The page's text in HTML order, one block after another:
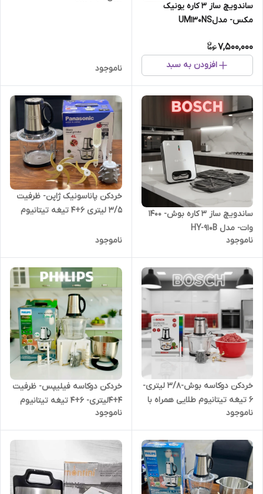
ساندویچ ساز 3 کاره یونیک
مکس- مدلUM130NS
7,500,000
افزودن به سبد ناموجود
ساندویچ ساز 3 کاره بوش- 1400
وات- مدل HY-910B
ناموجود
خردکن پاناسونیک ژاپن- ظرفیت
۳/۵ لیتری 6+4 تیغه تیتانیوم
همزن- 3 کاره- قدرت 3000W وات
ناموجود
خردکن دوکاسه بوش-3/8 لیتری-
6 تیغه تیتانیوم طلایی همراه با
سیر پوست کن و همزن - قدرت
4500W وات مدل KH-688
ناموجود
خردکن دوکاسه فیلیپس- ظرفیت
4+4لیتری- 6+4 تیغه تیتانیوم
طلایی همراه با سیر پوست کن و
همزن- قدرت ۳۸۰۰ وات مدل PH-
2002
ناموجود